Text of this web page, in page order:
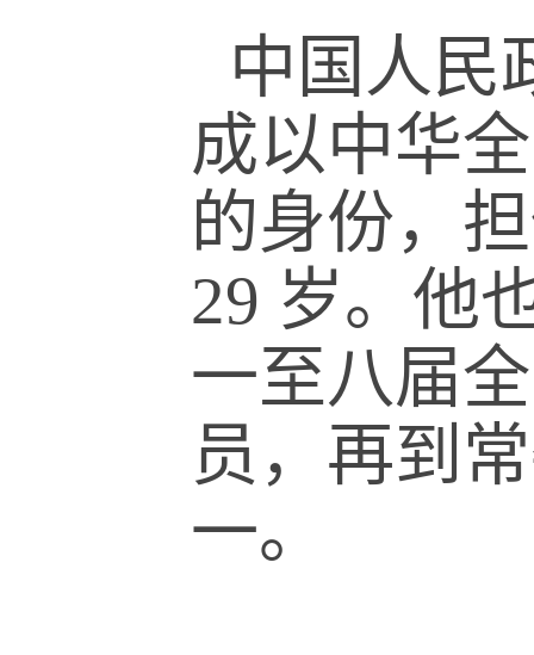
中国人民
成以中华
的身份，
29 岁。他
一至八届
员，再到
一。